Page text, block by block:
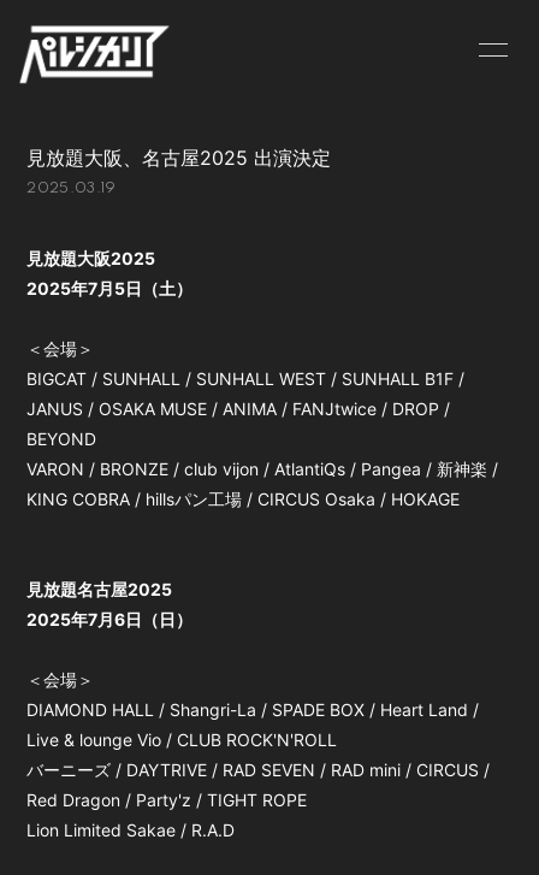
BIOGRAPHY MV
CONTACT
⾒放題⼤阪、名古屋2025 出演決定
2025.03.19
⾒放題⼤阪2025
2025年7⽉5⽇（⼟）
＜会場＞
BIGCAT / SUNHALL / SUNHALL WEST / SUNHALL B1F /
JANUS / OSAKA MUSE / ANIMA / FANJtwice / DROP /
BEYOND
VARON / BRONZE / club vijon / AtlantiQs / Pangea / 新神楽 /
KING COBRA / hillsパン⼯場 / CIRCUS Osaka / HOKAGE
⾒放題名古屋2025
2025年7⽉6⽇（⽇）
＜会場＞
DIAMOND HALL / Shangri-La / SPADE BOX / Heart Land /
Live & lounge Vio / CLUB ROCK'N'ROLL
バーニーズ / DAYTRIVE / RAD SEVEN / RAD mini / CIRCUS /
Red Dragon / Party'z / TIGHT ROPE
Lion Limited Sakae / R.A.D